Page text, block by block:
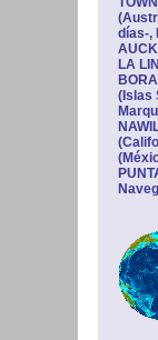
días-,
LA
(Islas